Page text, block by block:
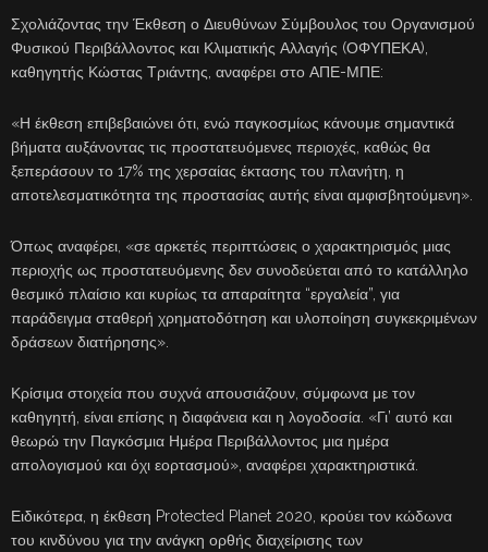
Σχολιάζοντας την Έκθεση ο Διευθύνων Σύμβουλος του Οργανισμού
Φυσικού Περιβάλλοντος και Κλιματικής Αλλαγής (ΟΦΥΠΕΚΑ),
καθηγητής Κώστας Τριάντης, αναφέρει στο ΑΠΕ-ΜΠΕ:
«Η έκθεση επιβεβαιώνει ότι, ενώ παγκοσμίως κάνουμε σημαντικά
βήματα αυξάνοντας τις προστατευόμενες περιοχές, καθώς θα
ξεπεράσουν το 17% της χερσαίας έκτασης του πλανήτη, η
αποτελεσματικότητα της προστασίας αυτής είναι αμφισβητούμενη».
Όπως αναφέρει, «σε αρκετές περιπτώσεις ο χαρακτηρισμός μιας
περιοχής ως προστατευόμενης δεν συνοδεύεται από το κατάλληλο
θεσμικό πλαίσιο και κυρίως τα απαραίτητα “εργαλεία”, για
παράδειγμα σταθερή χρηματοδότηση και υλοποίηση συγκεκριμένων
δράσεων διατήρησης».
Κρίσιμα στοιχεία που συχνά απουσιάζουν, σύμφωνα με τον
καθηγητή, είναι επίσης η διαφάνεια και η λογοδοσία. «Γι’ αυτό και
θεωρώ την Παγκόσμια Ημέρα Περιβάλλοντος μια ημέρα
απολογισμού και όχι εορτασμού», αναφέρει χαρακτηριστικά.
Ειδικότερα, η έκθεση Protected Planet 2020, κρούει τον κώδωνα
του κινδύνου για την ανάγκη ορθής διαχείρισης των